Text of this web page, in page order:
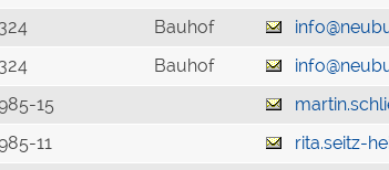
Bauhof
Bauhof
15
11
rita.seitz-